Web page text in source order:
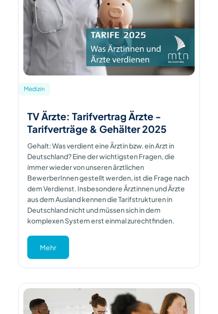
Medizin
TV Ärzte: Tarifvertrag Ärzte -
Tarifverträge & Gehälter 2025
Gehalt: Was verdient eine Ärztin bzw. ein Arzt in
Deutschland? Eine der wichtigsten Fragen, die
immer wieder von unseren ärztlichen
BewerberInnen gestellt werden, ist die Frage nach
dem Verdienst. Insbesondere Ärztinnen und Ärzte
aus dem Ausland kennen die Tarifstrukturen in
Deutschland nicht und müssen sich in dem
komplexen System erst einmal zurechtfinden.
Mehr